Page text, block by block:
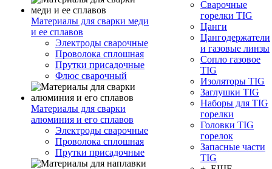
Материалы для сварки меди
и ее сплавов
Электроды сварочные
Проволока сплошная
Прутки присадочные
Флюс сварочный
Материалы для сварки
алюминия и его сплавов
Электроды сварочные
Проволока сплошная
Прутки присадочные
Сварочные
горелки TIG
Цанги
Цангодержатели
и газовые линзы
Сопло газовое
TIG
Изоляторы TIG
Заглушки TIG
Наборы для TIG
горелки
Головки TIG
горелок
Запасные части
TIG